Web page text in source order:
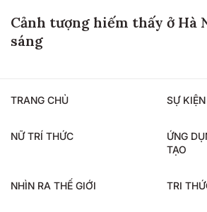
Cảnh tượng hiếm thấy ở Hà
sáng
TRANG CHỦ SỰ KIỆN
NỮ TRÍ THỨC
ỨNG
TẠO
NHÌN RA THẾ GIỚI TRI